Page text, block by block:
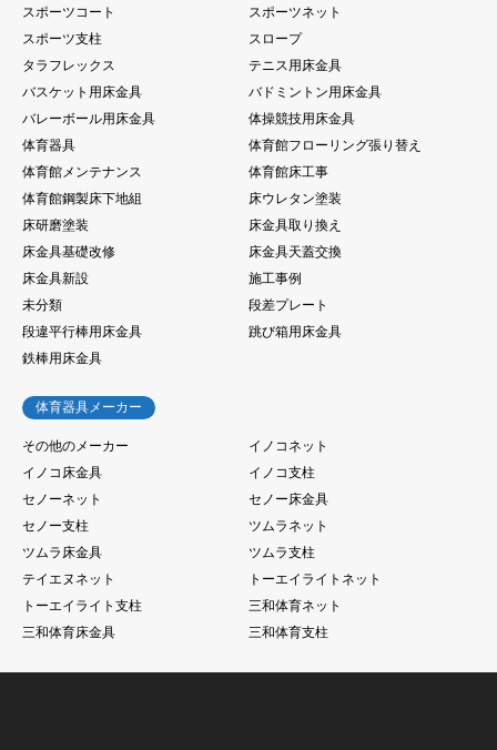
スポーツコート
スポーツネット
スポーツ支柱
スロープ
タラフレックス
テニス用床金具
バスケット用床金具
バドミントン用床金具
バレーボール用床金具
体操競技用床金具
体育器具
体育館フローリング張り替え
体育館メンテナンス
体育館床工事
体育館鋼製床下地組
床ウレタン塗装
床研磨塗装
床金具取り換え
床金具基礎改修
床金具天蓋交換
床金具新設
施工事例
未分類
段差プレート
段違平行棒用床金具
跳び箱用床金具
鉄棒用床金具
体育器具メーカー
その他のメーカー
イノコネット
イノコ床金具
イノコ支柱
セノーネット
セノー床金具
セノー支柱
ツムラネット
ツムラ床金具
ツムラ支柱
テイエヌネット
トーエイライトネット
トーエイライト支柱
三和体育ネット
三和体育床金具
三和体育支柱